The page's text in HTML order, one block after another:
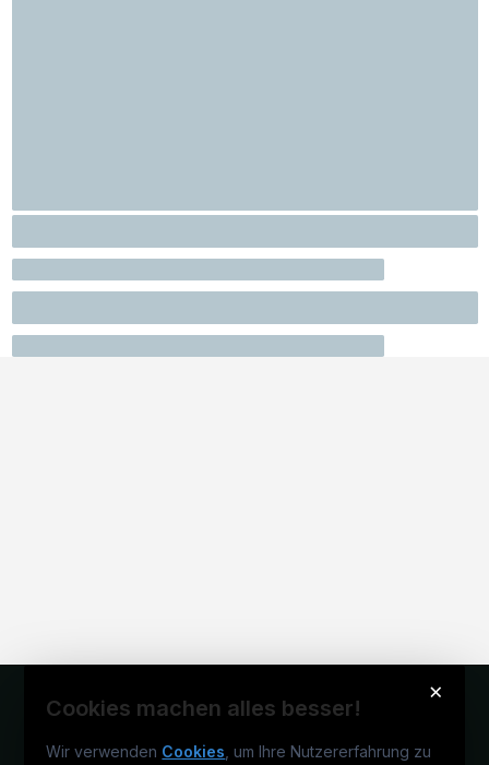
×
Cookies machen alles besser!
Wir verwenden Cookies , um Ihre Nutzererfahrung zu